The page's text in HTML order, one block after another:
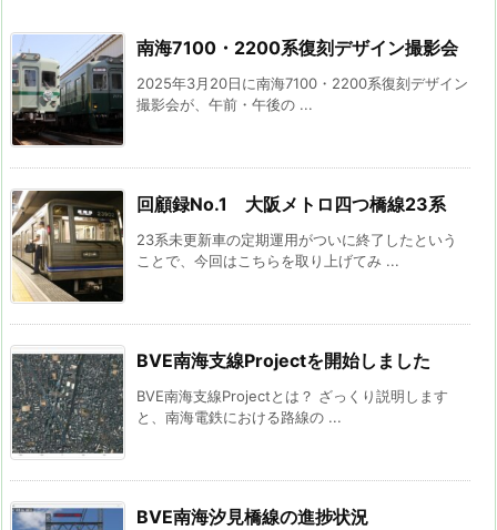
南海7100・2200系復刻デザイン撮影会
2025年3月20日に南海7100・2200系復刻デザイン
撮影会が、午前・午後の ...
回顧録No.1 大阪メトロ四つ橋線23系
23系未更新車の定期運用がついに終了したという
ことで、今回はこちらを取り上げてみ ...
BVE南海支線Projectを開始しました
BVE南海支線Projectとは？ ざっくり説明します
と、南海電鉄における路線の ...
BVE南海汐見橋線の進捗状況